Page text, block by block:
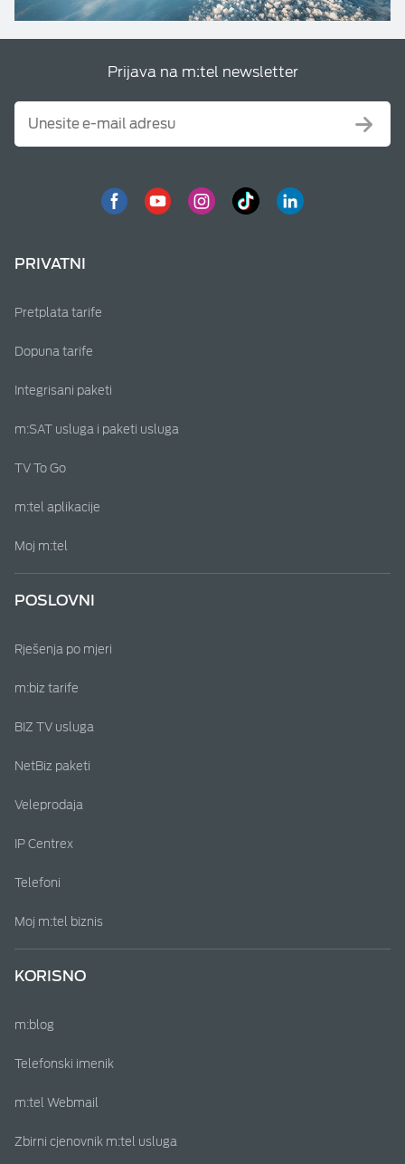
Prijava na m:tel newsletter
PRIVATNI
Pretplata tarife
Dopuna tarife
Integrisani paketi
m:SAT usluga i paketi usluga
TV To Go
m:tel aplikacije
Moj m:tel
POSLOVNI
Rješenja po mjeri
m:biz tarife
BIZ TV usluga
NetBiz paketi
Veleprodaja
IP Centrex
Telefoni
Moj m:tel biznis
KORISNO
m:blog
Telefonski imenik
m:tel Webmail
Zbirni cjenovnik m:tel usluga